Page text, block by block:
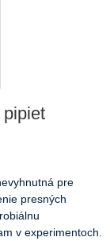
pre
presných
v experimentoch.